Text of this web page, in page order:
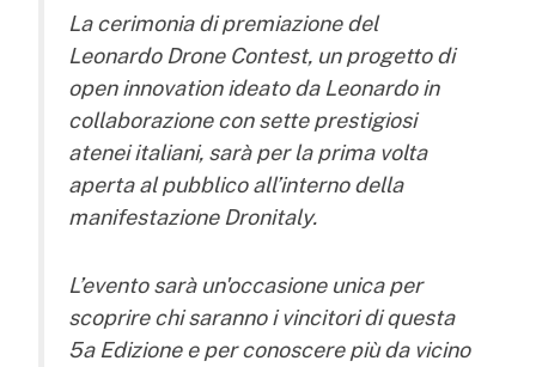
La cerimonia di premiazione del
Leonardo Drone Contest, un progetto di
open innovation ideato da Leonardo in
collaborazione con sette prestigiosi
atenei italiani, sarà per la prima volta
aperta al pubblico all’interno della
manifestazione Dronitaly.
L’evento sarà un'occasione unica per
scoprire chi saranno i vincitori di questa
5a Edizione e per conoscere più da vicino